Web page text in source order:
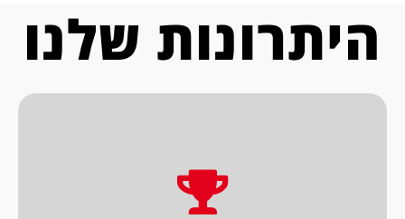
היתרונות שלנו
העסקית, המטרה שלנו להשיא ערך לך הלקוח
בכל בחירה שתעשה.